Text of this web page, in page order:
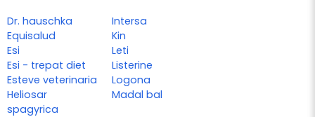
Dr. hauschka
Equisalud
Esi
Esi - trepat diet
Esteve veterinaria
Heliosar
spagyrica
Intersa
Kin
Leti
Listerine
Logona
Madal bal